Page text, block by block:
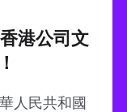
港公司文
人民共和國